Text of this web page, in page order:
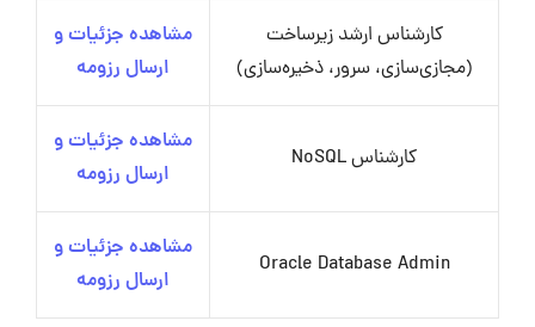
کارشناس ارشد زیرساخت
(مجازی‌سازی، سرور، ذخیره‌سازی)
مشاهده جزئیات و
ارسال رزومه
کارشناس NoSQL
مشاهده جزئیات و
ارسال رزومه
Oracle Database Admin
مشاهده جزئیات و
ارسال رزومه